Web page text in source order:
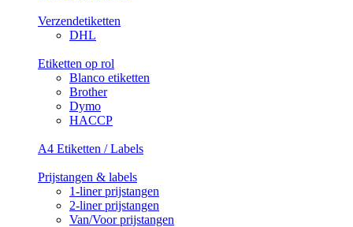
Verzendetiketten
DHL
Etiketten op rol
Blanco etiketten
Brother
Dymo
HACCP
A4 Etiketten / Labels
Prijstangen & labels
1-liner prijstangen
2-liner prijstangen
Van/Voor prijstangen